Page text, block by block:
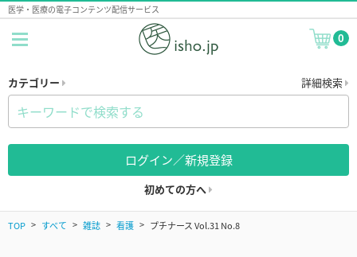
医学・医療の電子コンテンツ配信サービス
0
カテゴリー 詳細検索
ログイン／新規登録
初めての方へ
TOP すべて 雑誌 看護 プチナース Vol.31 No.8